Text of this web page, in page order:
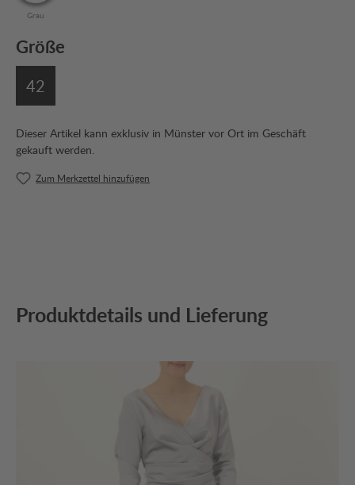
Grau
Größe
42
Dieser Artikel kann exklusiv in Münster vor Ort im Geschäft
gekauft werden.
Zum Merkzettel hinzufügen
Produktdetails und Lieferung